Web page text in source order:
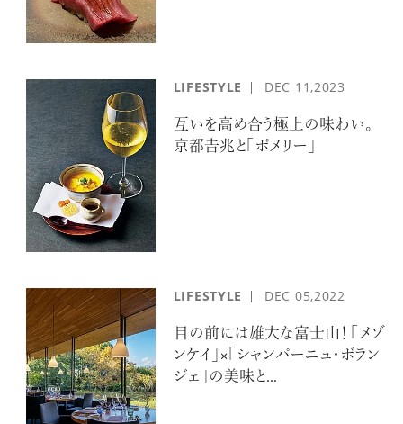
LIFESTYLE DEC 11,2023
互いを高め合う極上の味わい。
京都𠮷兆と「ポメリー」
LIFESTYLE DEC 05,2022
目の前には雄大な富士山！ 「メゾ
ンケイ」×「シャンパーニュ・ボラン
ジェ」の美味と...